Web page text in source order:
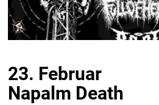
23. Februar
Napalm Death